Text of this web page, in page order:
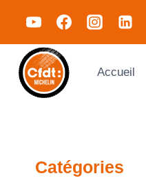
Accueil
Catégories